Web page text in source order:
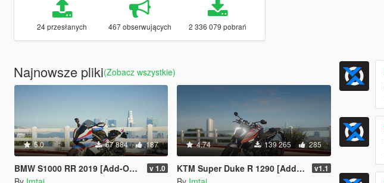
24 przesłanych 467 obserwujących 2 336 079 pobrań
Najnowsze pliki(Zobacz wszystkie)
5.0 67 884 187
BMW S1000 RR 2019 [Add-On / FiveM | Tuning] v 1.0
4.74 139 265 285
KTM Super Duke R 1290 [Add-On | Tuning | FiveM] v1.1